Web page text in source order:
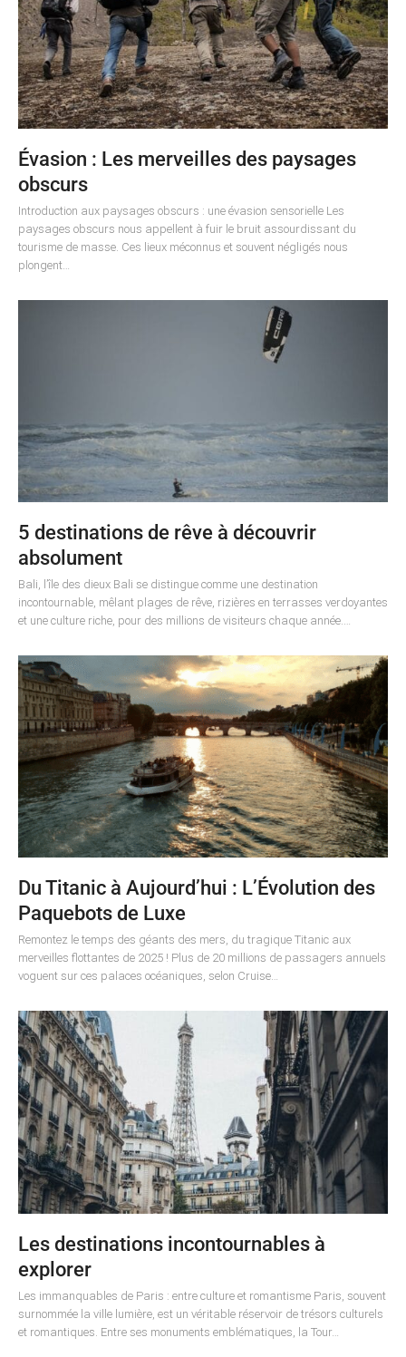
Évasion : Les merveilles des paysages
obscurs
Introduction aux paysages obscurs : une évasion sensorielle Les
paysages obscurs nous appellent à fuir le bruit assourdissant du
tourisme de masse. Ces lieux méconnus et souvent négligés nous
plongent…
5 destinations de rêve à découvrir
absolument
Bali, l’île des dieux Bali se distingue comme une destination
incontournable, mêlant plages de rêve, rizières en terrasses verdoyantes
et une culture riche, pour des millions de visiteurs chaque année.…
Du Titanic à Aujourd’hui : L’Évolution des
Paquebots de Luxe
Remontez le temps des géants des mers, du tragique Titanic aux
merveilles flottantes de 2025 ! Plus de 20 millions de passagers annuels
voguent sur ces palaces océaniques, selon Cruise…
Les destinations incontournables à
explorer
Les immanquables de Paris : entre culture et romantisme Paris, souvent
surnommée la ville lumière, est un véritable réservoir de trésors culturels
et romantiques. Entre ses monuments emblématiques, la Tour…